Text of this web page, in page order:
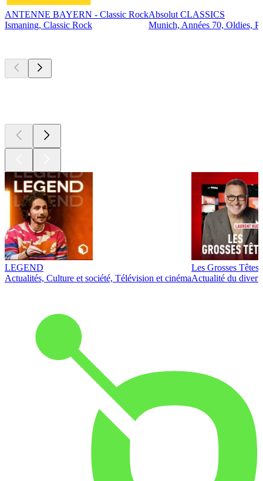
ANTENNE BAYERN - Classic Rock
Ismaning, Classic Rock
Absolut CLASSICS
Munich, Années 70, Oldies,
LEGEND
Actualités, Culture et société, Télévision et cinéma
Les Grosses Têtes
Actualité du